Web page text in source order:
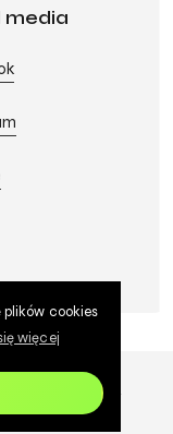
zamówienie
media
Polityka
cookies
więcej